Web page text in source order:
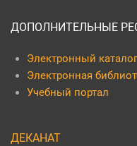
ДОПОЛНИТЕЛЬНЫЕ
Электронный каталог
Электронная
Учебный портал
ДЕКАНАТ